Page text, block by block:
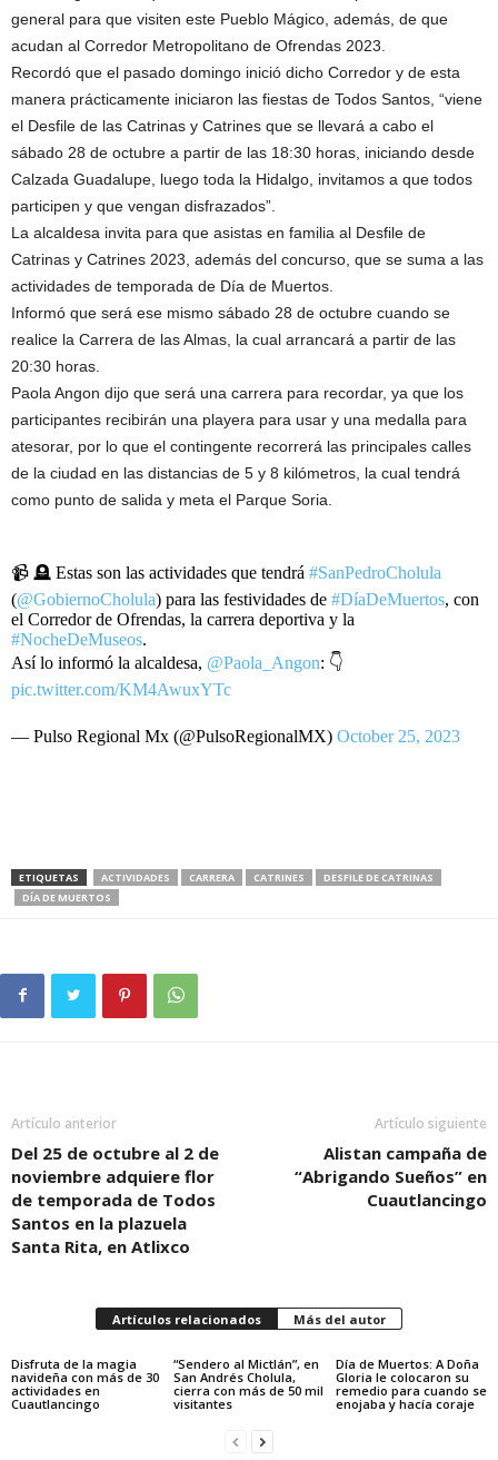
general para que visiten este Pueblo Mágico, además, de que
acudan al Corredor Metropolitano de Ofrendas 2023.
Recordó que el pasado domingo inició dicho Corredor y de esta
manera prácticamente iniciaron las fiestas de Todos Santos, “viene
el Desfile de las Catrinas y Catrines que se llevará a cabo el
sábado 28 de octubre a partir de las 18:30 horas, iniciando desde
Calzada Guadalupe, luego toda la Hidalgo, invitamos a que todos
participen y que vengan disfrazados”.
La alcaldesa invita para que asistas en familia al Desfile de
Catrinas y Catrines 2023, además del concurso, que se suma a las
actividades de temporada de Día de Muertos.
Informó que será ese mismo sábado 28 de octubre cuando se
realice la Carrera de las Almas, la cual arrancará a partir de las
20:30 horas.
Paola Angon dijo que será una carrera para recordar, ya que los
participantes recibirán una playera para usar y una medalla para
atesorar, por lo que el contingente recorrerá las principales calles
de la ciudad en las distancias de 5 y 8 kilómetros, la cual tendrá
como punto de salida y meta el Parque Soria.
📹 🪦 Estas son las actividades que tendrá #SanPedroCholula
(@GobiernoCholula) para las festividades de #DíaDeMuertos, con
el Corredor de Ofrendas, la carrera deportiva y la
#NocheDeMuseos.
Así lo informó la alcaldesa, @Paola_Angon: 👇
pic.twitter.com/KM4AwuxYTc
— Pulso Regional Mx (@PulsoRegionalMX) October 25, 2023
ETIQUETAS ACTIVIDADES CARRERA CATRINES
DESFILE DE CATRINAS
DÍA DE MUERTOS
Artículo anterior
Del 25 de octubre al 2 de
noviembre adquiere flor
de temporada de Todos
Santos en la plazuela
Santa Rita, en Atlixco
Artículo siguiente
Alistan campaña de
“Abrigando Sueños” en
Cuautlancingo
Artículos relacionados Más del autor
Disfruta de la magia
navideña con más de 30
actividades en
Cuautlancingo
“Sendero al Mictlán”, en
San Andrés Cholula,
cierra con más de 50 mil
visitantes
Día de Muertos: A Doña
Gloria le colocaron su
remedio para cuando se
enojaba y hacía coraje